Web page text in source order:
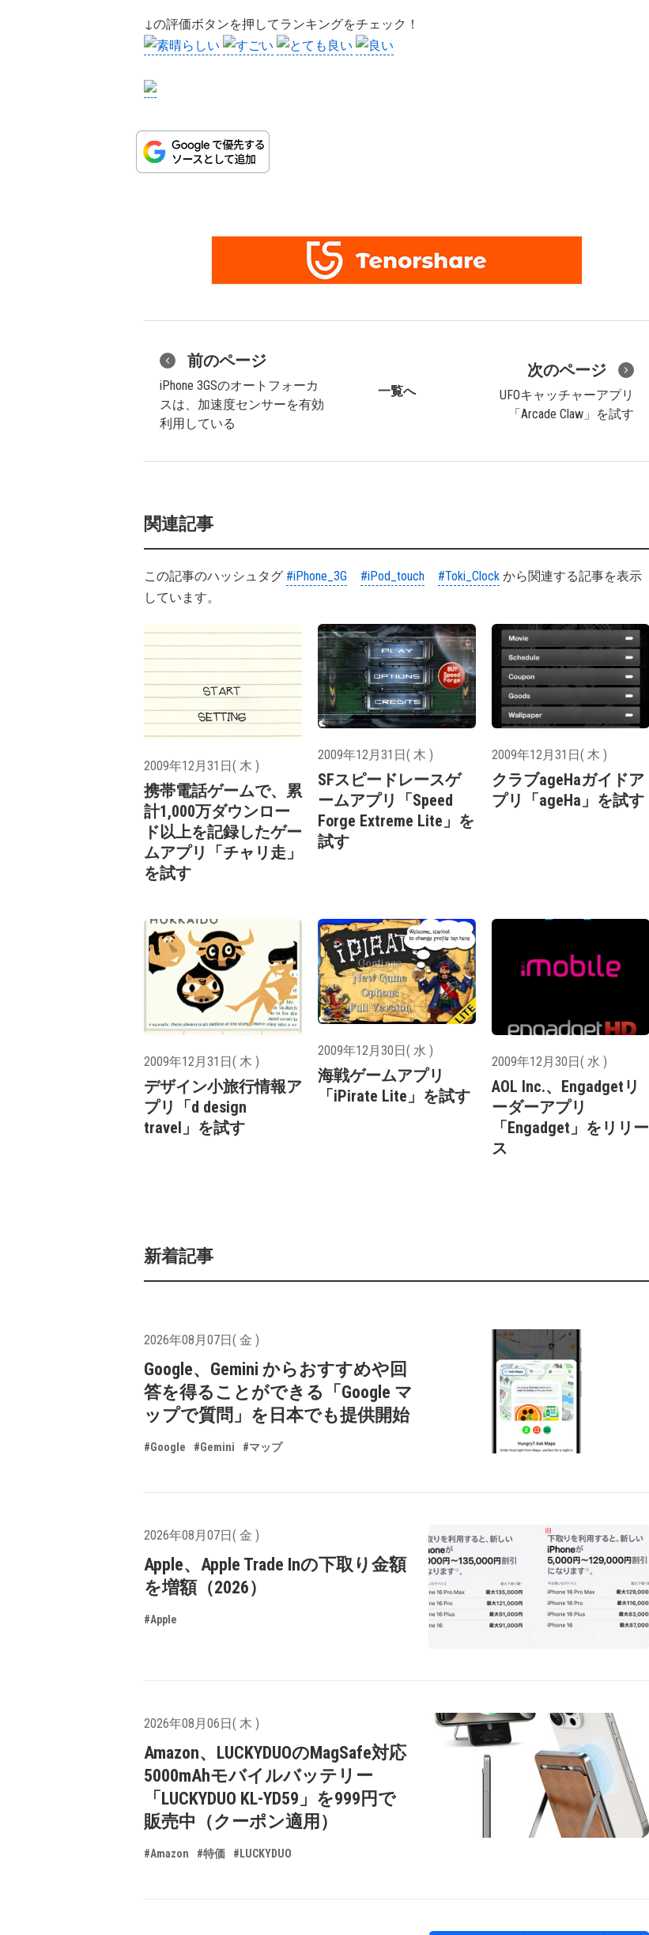
↓の評価ボタンを押してランキングをチェック！
前のページ
iPhone 3GSのオートフォーカ
スは、加速度センサーを有効
利用している
一覧へ
次のページ
UFOキャッチャーアプリ
「Arcade Claw」を試す
関連記事
この記事のハッシュタグ #iPhone_3G #iPod_touch #Toki_Clock から関連する記事を表示
しています。
2009年12月31日( 木 )
携帯電話ゲームで、累
計1,000万ダウンロー
ド以上を記録したゲー
ムアプリ「チャリ走」
を試す
2009年12月31日( 木 )
SFスピードレースゲ
ームアプリ「Speed
Forge Extreme Lite」を
試す
2009年12月31日( 木 )
クラブageHaガイドア
プリ「ageHa」を試す
2009年12月31日( 木 )
デザイン小旅行情報ア
プリ「d design
travel」を試す
2009年12月30日( 水 )
海戦ゲームアプリ
「iPirate Lite」を試す
2009年12月30日( 水 )
AOL Inc.、Engadgetリ
ーダーアプリ
「Engadget」をリリー
ス
新着記事
2026年08月07日( 金 )
Google、Gemini からおすすめや回
答を得ることができる「Google マ
ップで質問」を日本でも提供開始
#Google #Gemini #マップ
2026年08月07日( 金 )
Apple、Apple Trade Inの下取り金額
を増額（2026）
#Apple
2026年08月06日( 木 )
Amazon、LUCKYDUOのMagSafe対応
5000mAhモバイルバッテリー
「LUCKYDUO KL-YD59」を999円で
販売中（クーポン適用）
#Amazon #特価 #LUCKYDUO